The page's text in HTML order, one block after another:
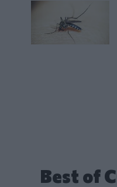
Ιός Δυτικού
Best of